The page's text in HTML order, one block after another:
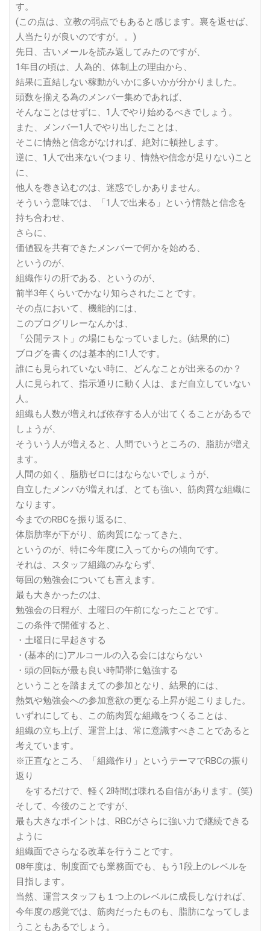
す。
(この点は、立教の弱点でもあると感じます。裏を返せば、
人当たりが良いのですが。。)
先日、古いメールを読み返してみたのですが、
1年目の頃は、人為的、体制上の理由から、
結果に直結しない稼動がいかに多いかが分かりました。
頭数を揃える為のメンバー集めであれば、
そんなことはせずに、1人でやり始めるべきでしょう。
また、メンバー1人でやり出したことは、
そこに情熱と信念がなければ、絶対に頓挫します。
逆に、1人で出来ない(つまり、情熱や信念が足りない)こと
に、
他人を巻き込むのは、迷惑でしかありません。
そういう意味では、「1人で出来る」という情熱と信念を
持ち合わせ、
さらに、
価値観を共有できたメンバーで何かを始める、
というのが、
組織作りの肝である、というのが、
前半3年くらいでかなり知らされたことです。
その点において、機能的には、
このブログリレーなんかは、
「公開テスト」の場にもなっていました。(結果的に)
ブログを書くのは基本的に1人です。
誰にも見られていない時に、どんなことが出来るのか？
人に見られて、指示通りに動く人は、まだ自立していない
人。
組織も人数が増えれば依存する人が出てくることがあるで
しょうが、
そういう人が増えると、人間でいうところの、脂肪が増え
ます。
人間の如く、脂肪ゼロにはならないでしょうが、
自立したメンバが増えれば、とても強い、筋肉質な組織に
なります。
今までのRBCを振り返るに、
体脂肪率が下がり、筋肉質になってきた、
というのが、特に今年度に入ってからの傾向です。
それは、スタッフ組織のみならず、
毎回の勉強会についても言えます。
最も大きかったのは、
勉強会の日程が、土曜日の午前になったことです。
この条件で開催すると、
・土曜日に早起きする
・(基本的に)アルコールの入る会にはならない
・頭の回転が最も良い時間帯に勉強する
ということを踏まえての参加となり、結果的には、
熱気や勉強会への参加意欲の更なる上昇が起こりました。
いずれにしても、この筋肉質な組織をつくることは、
組織の立ち上げ、運営上は、常に意識すべきことであると
考えています。
※正直なところ、「組織作り」というテーマでRBCの振り
返り
をするだけで、軽く2時間は喋れる自信があります。(笑)
そして、今後のことですが、
最も大きなポイントは、RBCがさらに強い力で継続できる
ように
組織面でさらなる改革を行うことです。
08年度は、制度面でも業務面でも、もう1段上のレベルを
目指します。
当然、運営スタッフも１つ上のレベルに成長しなければ、
今年度の感覚では、筋肉だったものも、脂肪になってしま
うこともあるでしょう。